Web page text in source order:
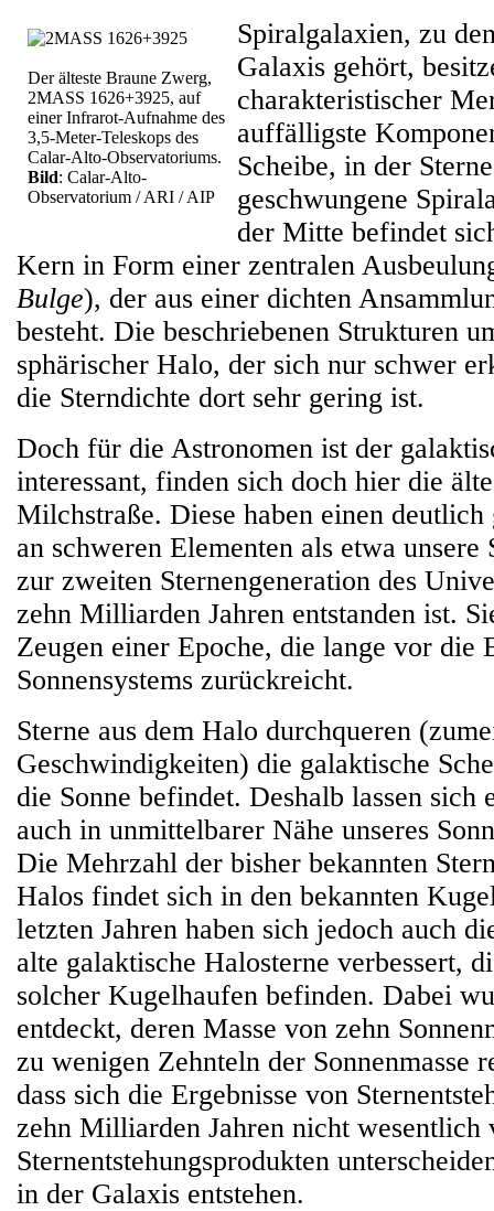
Der älteste Braune Zwerg,
2MASS 1626+3925, auf
einer Infrarot-Aufnahme des
3,5-Meter-Teleskops des
Calar-Alto-Observatoriums.
Bild: Calar-Alto-
Observatorium / ARI / AIP
Spiralgalaxien, zu
Galaxis gehört,
charakteristischer
auffälligste
Scheibe, in der
geschwungene
der Mitte befindet
Kern in Form einer zentralen
Bulge), der aus einer dichten
besteht. Die beschriebenen Strukturen
sphärischer Halo, der sich nur schwer
die Sterndichte dort sehr gering ist.
Doch für die Astronomen ist der
interessant, finden sich doch hier die
Milchstraße. Diese haben einen
an schweren Elementen als etwa unsere
zur zweiten Sternengeneration des
zehn Milliarden Jahren entstanden ist.
Zeugen einer Epoche, die lange vor die
Sonnensystems zurückreicht.
Sterne aus dem Halo durchqueren
Geschwindigkeiten) die galaktische
die Sonne befindet. Deshalb lassen sich
auch in unmittelbarer Nähe unseres
Die Mehrzahl der bisher bekannten
Halos findet sich in den bekannten
letzten Jahren haben sich jedoch auch
alte galaktische Halosterne verbessert,
solcher Kugelhaufen befinden. Dabei
entdeckt, deren Masse von zehn
zu wenigen Zehnteln der Sonnenmasse
dass sich die Ergebnisse von
zehn Milliarden Jahren nicht wesentlich
Sternentstehungsprodukten
in der Galaxis entstehen.